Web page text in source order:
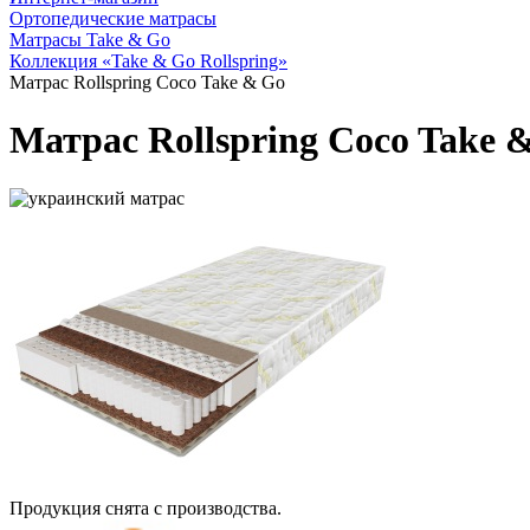
Ортопедические матрасы
Матрасы Take & Go
Коллекция «Take & Go Rollspring»
Матрас Rollspring Coco Take & Go
Матрас Rollspring Coco Take
Продукция снята с производства.